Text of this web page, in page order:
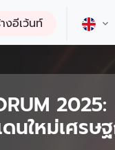
งอีเว้นท์
2025:
ใหม่เศรษ